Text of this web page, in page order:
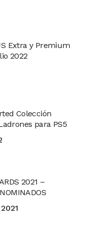
Extra y Premium
2022
Colección
para PS5
2021 –